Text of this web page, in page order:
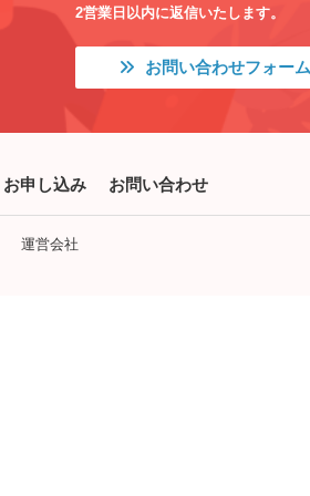
2営業日以内に返信いたします。
お問い合わせフォー
お申し込み お問い合わせ
運営会社